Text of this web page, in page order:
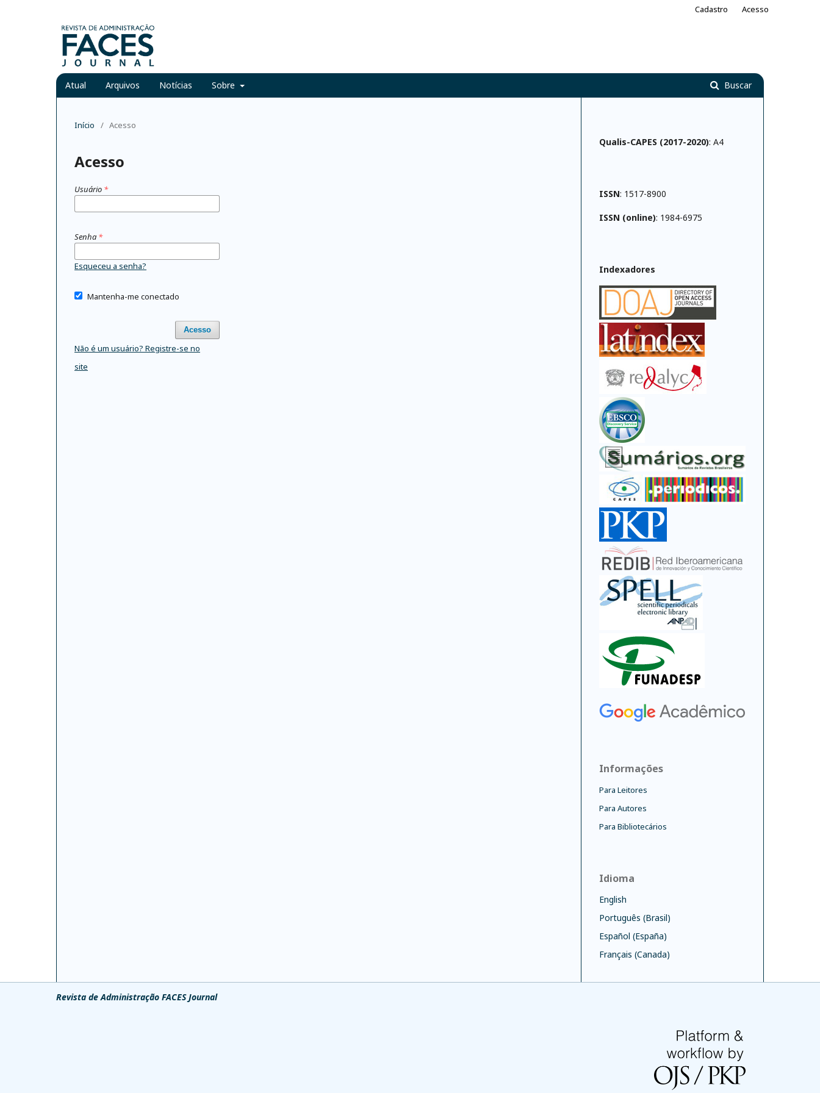
Atual Arquivos Notícias Sobre Buscar
Cadastro Acesso
Início / Acesso
Acesso
Usuário *
Senha *
Esqueceu a senha?
Mantenha-me conectado
Acesso
Não é um usuário? Registre-se no
site
Qualis-CAPES (2017-2020): A4
ISSN: 1517-8900
ISSN (online): 1984-6975
Indexadores
Informações
Para Leitores
Para Autores
Para Bibliotecários
Idioma
English
Português (Brasil)
Español (España)
Français (Canada)
Revista de Administração FACES Journal